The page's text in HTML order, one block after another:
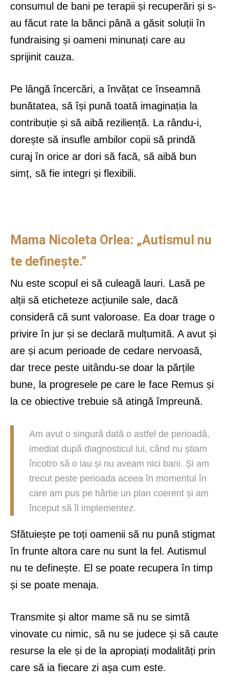
consumul de bani pe terapii și recuperări și s-
au făcut rate la bănci până a găsit soluții în
fundraising și oameni minunați care au
sprijinit cauza.
Pe lângă încercări, a învățat ce înseamnă
bunătatea, să își pună toată imaginația la
contribuție și să aibă reziliență. La rându-i,
dorește să insufle ambilor copii să prindă
curaj în orice ar dori să facă, să aibă bun
simț, să fie integri și flexibili.
Mama Nicoleta Orlea: „Autismul nu
te definește.”
Nu este scopul ei să culeagă lauri. Lasă pe
alții să eticheteze acțiunile sale, dacă
consideră că sunt valoroase. Ea doar trage o
privire în jur și se declară mulțumită. A avut și
are și acum perioade de cedare nervoasă,
dar trece peste uitându-se doar la părțile
bune, la progresele pe care le face Remus și
la ce obiective trebuie să atingă împreună.
Am avut o singură dată o astfel de perioadă,
imediat după diagnosticul lui, când nu știam
încotro să o iau și nu aveam nici bani. Și am
trecut peste perioada aceea în momentul în
care am pus pe hârtie un plan coerent și am
început să îl implementez.
Sfătuiește pe toți oamenii să nu pună stigmat
în frunte altora care nu sunt la fel. Autismul
nu te definește. El se poate recupera în timp
și se poate menaja.
Transmite și altor mame să nu se simtă
vinovate cu nimic, să nu se judece și să caute
resurse la ele și de la apropiați modalități prin
care să ia fiecare zi așa cum este.